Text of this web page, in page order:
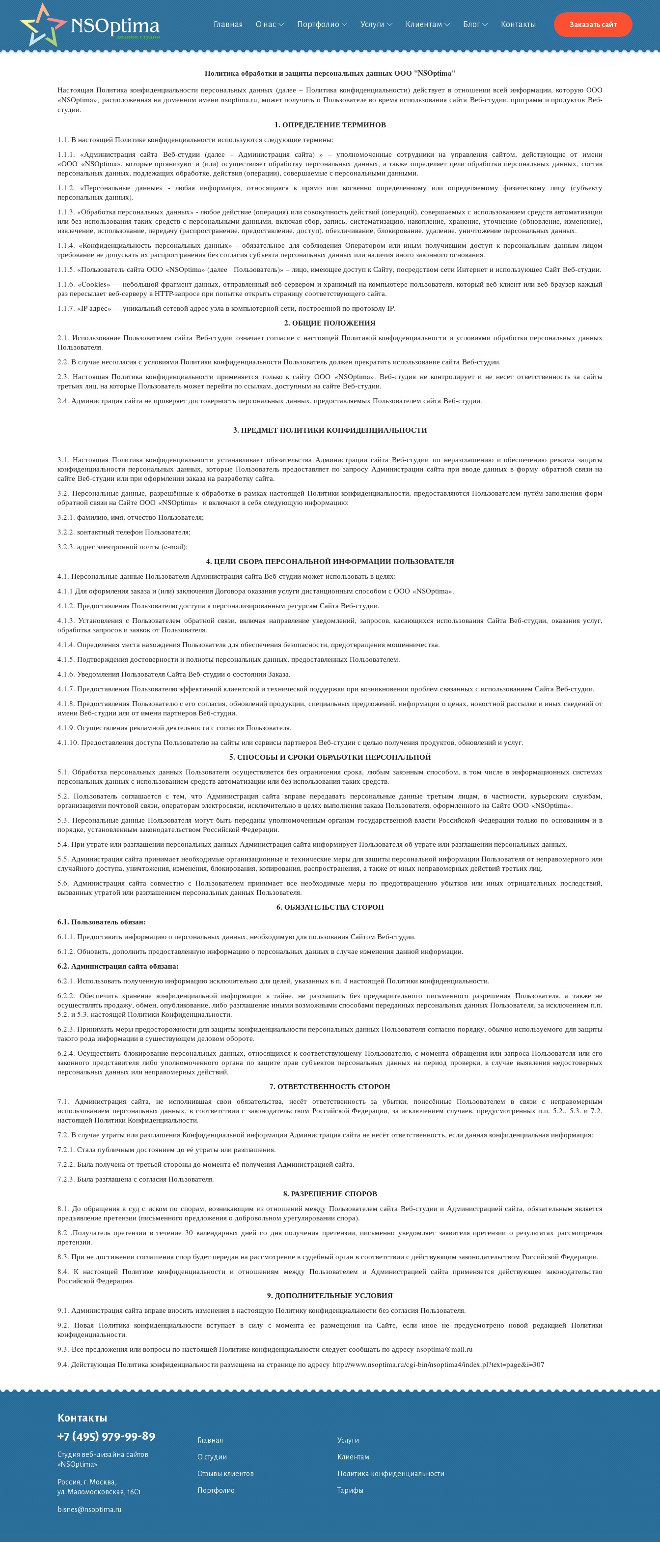
Главная О нас Портфолио Услуги Клиентам Блог Контакты Заказать сайт
Политика обработки и защиты персональных данных ООО "NSOptima"
Настоящая Политика конфиденциальности персональных данных (далее – Политика конфиденциальности) действует в отношении всей информации, которую ООО
«NSOptima», расположенная на доменном имени nsoptima.ru, может получить о Пользователе во время использования сайта Веб-студии, программ и продуктов Веб-
студии.
1. ОПРЕДЕЛЕНИЕ ТЕРМИНОВ
1.1. В настоящей Политике конфиденциальности используются следующие термины:
1.1.1. «Администрация сайта Веб-студии (далее – Администрация сайта) » – уполномоченные сотрудники на управления сайтом, действующие от имени
«ООО «NSOptima», которые организуют и (или) осуществляет обработку персональных данных, а также определяет цели обработки персональных данных, состав
персональных данных, подлежащих обработке, действия (операции), совершаемые с персональными данными.
1.1.2. «Персональные данные» - любая информация, относящаяся к прямо или косвенно определенному или определяемому физическому лицу (субъекту
персональных данных).
1.1.3. «Обработка персональных данных» - любое действие (операция) или совокупность действий (операций), совершаемых с использованием средств автоматизации
или без использования таких средств с персональными данными, включая сбор, запись, систематизацию, накопление, хранение, уточнение (обновление, изменение),
извлечение, использование, передачу (распространение, предоставление, доступ), обезличивание, блокирование, удаление, уничтожение персональных данных.
1.1.4. «Конфиденциальность персональных данных» - обязательное для соблюдения Оператором или иным получившим доступ к персональным данным лицом
требование не допускать их распространения без согласия субъекта персональных данных или наличия иного законного основания.
1.1.5. «Пользователь сайта ООО «NSOptima» (далее Пользователь)» – лицо, имеющее доступ к Сайту, посредством сети Интернет и использующее Сайт Веб-студии.
1.1.6. «Cookies» — небольшой фрагмент данных, отправленный веб-сервером и хранимый на компьютере пользователя, который веб-клиент или веб-браузер каждый
раз пересылает веб-серверу в HTTP-запросе при попытке открыть страницу соответствующего сайта.
1.1.7. «IP-адрес» — уникальный сетевой адрес узла в компьютерной сети, построенной по протоколу IP.
2. ОБЩИЕ ПОЛОЖЕНИЯ
2.1. Использование Пользователем сайта Веб-студии означает согласие с настоящей Политикой конфиденциальности и условиями обработки персональных данных
Пользователя.
2.2. В случае несогласия с условиями Политики конфиденциальности Пользователь должен прекратить использование сайта Веб-студии.
2.3. Настоящая Политика конфиденциальности применяется только к сайту ООО «NSOptima». Веб-студия не контролирует и не несет ответственность за сайты
третьих лиц, на которые Пользователь может перейти по ссылкам, доступным на сайте Веб-студии.
2.4. Администрация сайта не проверяет достоверность персональных данных, предоставляемых Пользователем сайта Веб-студии.
3. ПРЕДМЕТ ПОЛИТИКИ КОНФИДЕНЦИАЛЬНОСТИ
3.1. Настоящая Политика конфиденциальности устанавливает обязательства Администрации сайта Веб-студии по неразглашению и обеспечению режима защиты
конфиденциальности персональных данных, которые Пользователь предоставляет по запросу Администрации сайта при вводе данных в форму обратной связи на
сайте Веб-студии или при оформлении заказа на разработку сайта.
3.2. Персональные данные, разрешённые к обработке в рамках настоящей Политики конфиденциальности, предоставляются Пользователем путём заполнения форм
обратной связи на Сайте ООО «NSOptima» и включают в себя следующую информацию:
3.2.1. фамилию, имя, отчество Пользователя;
3.2.2. контактный телефон Пользователя;
3.2.3. адрес электронной почты (e-mail);
4. ЦЕЛИ СБОРА ПЕРСОНАЛЬНОЙ ИНФОРМАЦИИ ПОЛЬЗОВАТЕЛЯ
4.1. Персональные данные Пользователя Администрация сайта Веб-студии может использовать в целях:
4.1.1 Для оформления заказа и (или) заключения Договора оказания услуги дистанционным способом с ООО «NSOptima».
4.1.2. Предоставления Пользователю доступа к персонализированным ресурсам Сайта Веб-студии.
4.1.3. Установления с Пользователем обратной связи, включая направление уведомлений, запросов, касающихся использования Сайта Веб-студии, оказания услуг,
обработка запросов и заявок от Пользователя.
4.1.4. Определения места нахождения Пользователя для обеспечения безопасности, предотвращения мошенничества.
4.1.5. Подтверждения достоверности и полноты персональных данных, предоставленных Пользователем.
4.1.6. Уведомления Пользователя Сайта Веб-студии о состоянии Заказа.
4.1.7. Предоставления Пользователю эффективной клиентской и технической поддержки при возникновении проблем связанных с использованием Сайта Веб-студии.
4.1.8. Предоставления Пользователю с его согласия, обновлений продукции, специальных предложений, информации о ценах, новостной рассылки и иных сведений от
имени Веб-студии или от имени партнеров Веб-студии.
4.1.9. Осуществления рекламной деятельности с согласия Пользователя.
4.1.10. Предоставления доступа Пользователю на сайты или сервисы партнеров Веб-студии с целью получения продуктов, обновлений и услуг.
5. СПОСОБЫ И СРОКИ ОБРАБОТКИ ПЕРСОНАЛЬНОЙ
5.1. Обработка персональных данных Пользователя осуществляется без ограничения срока, любым законным способом, в том числе в информационных системах
персональных данных с использованием средств автоматизации или без использования таких средств.
5.2. Пользователь соглашается с тем, что Администрация сайта вправе передавать персональные данные третьим лицам, в частности, курьерским службам,
организациями почтовой связи, операторам электросвязи, исключительно в целях выполнения заказа Пользователя, оформленного на Сайте ООО «NSOptima».
5.3. Персональные данные Пользователя могут быть переданы уполномоченным органам государственной власти Российской Федерации только по основаниям и в
порядке, установленным законодательством Российской Федерации.
5.4. При утрате или разглашении персональных данных Администрация сайта информирует Пользователя об утрате или разглашении персональных данных.
5.5. Администрация сайта принимает необходимые организационные и технические меры для защиты персональной информации Пользователя от неправомерного или
случайного доступа, уничтожения, изменения, блокирования, копирования, распространения, а также от иных неправомерных действий третьих лиц.
5.6. Администрация сайта совместно с Пользователем принимает все необходимые меры по предотвращению убытков или иных отрицательных последствий,
вызванных утратой или разглашением персональных данных Пользователя.
6. ОБЯЗАТЕЛЬСТВА СТОРОН
6.1. Пользователь обязан:
6.1.1. Предоставить информацию о персональных данных, необходимую для пользования Сайтом Веб-студии.
6.1.2. Обновить, дополнить предоставленную информацию о персональных данных в случае изменения данной информации.
6.2. Администрация сайта обязана:
6.2.1. Использовать полученную информацию исключительно для целей, указанных в п. 4 настоящей Политики конфиденциальности.
6.2.2. Обеспечить хранение конфиденциальной информации в тайне, не разглашать без предварительного письменного разрешения Пользователя, а также не
осуществлять продажу, обмен, опубликование, либо разглашение иными возможными способами переданных персональных данных Пользователя, за исключением п.п.
5.2. и 5.3. настоящей Политики Конфиденциальности.
6.2.3. Принимать меры предосторожности для защиты конфиденциальности персональных данных Пользователя согласно порядку, обычно используемого для защиты
такого рода информации в существующем деловом обороте.
6.2.4. Осуществить блокирование персональных данных, относящихся к соответствующему Пользователю, с момента обращения или запроса Пользователя или его
законного представителя либо уполномоченного органа по защите прав субъектов персональных данных на период проверки, в случае выявления недостоверных
персональных данных или неправомерных действий.
7. ОТВЕТСТВЕННОСТЬ СТОРОН
7.1. Администрация сайта, не исполнившая свои обязательства, несёт ответственность за убытки, понесённые Пользователем в связи с неправомерным
использованием персональных данных, в соответствии с законодательством Российской Федерации, за исключением случаев, предусмотренных п.п. 5.2., 5.3. и 7.2.
настоящей Политики Конфиденциальности.
7.2. В случае утраты или разглашения Конфиденциальной информации Администрация сайта не несёт ответственность, если данная конфиденциальная информация:
7.2.1. Стала публичным достоянием до её утраты или разглашения.
7.2.2. Была получена от третьей стороны до момента её получения Администрацией сайта.
7.2.3. Была разглашена с согласия Пользователя.
8. РАЗРЕШЕНИЕ СПОРОВ
8.1. До обращения в суд с иском по спорам, возникающим из отношений между Пользователем сайта Веб-студии и Администрацией сайта, обязательным является
предъявление претензии (письменного предложения о добровольном урегулировании спора).
8.2 .Получатель претензии в течение 30 календарных дней со дня получения претензии, письменно уведомляет заявителя претензии о результатах рассмотрения
претензии.
8.3. При не достижении соглашения спор будет передан на рассмотрение в судебный орган в соответствии с действующим законодательством Российской Федерации.
8.4. К настоящей Политике конфиденциальности и отношениям между Пользователем и Администрацией сайта применяется действующее законодательство
Российской Федерации.
9. ДОПОЛНИТЕЛЬНЫЕ УСЛОВИЯ
9.1. Администрация сайта вправе вносить изменения в настоящую Политику конфиденциальности без согласия Пользователя.
9.2. Новая Политика конфиденциальности вступает в силу с момента ее размещения на Сайте, если иное не предусмотрено новой редакцией Политики
конфиденциальности.
9.3. Все предложения или вопросы по настоящей Политике конфиденциальности следует сообщать по адресу nsoptima@mail.ru
9.4. Действующая Политика конфиденциальности размещена на странице по адресу http://www.nsoptima.ru/cgi-bin/nsoptima4/index.pl?text=page&i=307
Контакты
+7 (495) 979-99-89
Студия веб-дизайна сайтов
«NSOptima»
Россия, г. Москва,
ул. Маломосковская, 16C1
bisnes@nsoptima.ru
Главная
О студии
Отзывы клиентов
Портфолио
Услуги
Клиентам
Политика конфиденциальности
Тарифы